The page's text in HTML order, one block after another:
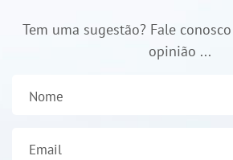
Tem uma sugestão? Fale
opinião ...
Nome
Email